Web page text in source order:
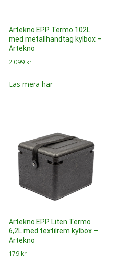
Artekno EPP Termo 102L
med metallhandtag kylbox –
Artekno
2 099 kr
Läs mera här
Artekno EPP Liten Termo
6,2L med textilrem kylbox –
Artekno
179 kr